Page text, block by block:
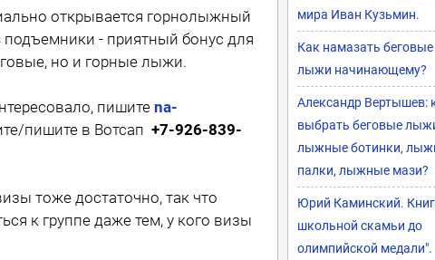
открывается горнолыжный
подъемники - приятный бонус для
но и горные лыжи.
пишитеna-
пишите в Вотсап +7-926-839-
тоже достаточно, так что
к группе даже тем, у кого визы
мира Иван Кузьмин.
Как намазать беговые
лыжи начинающему?
Александр Вертышев:
выбрать беговые
лыжные ботинки,
палки, лыжные мази?
Юрий Каминский.
школьной скамьи до
олимпийской медали".